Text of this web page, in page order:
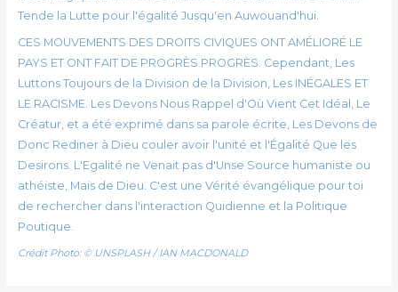
Tende la Lutte pour l'égalité Jusqu'en Auwouand'hui.
CES MOUVEMENTS DES DROITS CIVIQUES ONT AMÉLIORÉ LE
PAYS ET ONT FAIT DE PROGRÈS PROGRÈS. Cependant, Les
Luttons Toujours de la Division de la Division, Les INÉGALES ET
LE RACISME. Les Devons Nous Rappel d'Où Vient Cet Idéal, Le
Créatur, et a été exprimé dans sa parole écrite, Les Devons de
Donc Rediner à Dieu couler avoir l'unité et l'Égalité Que les
Desirons. L'Egalité ne Venait pas d'Unse Source humaniste ou
athéiste, Mais de Dieu. C'est une Vérité évangélique pour toi
de rechercher dans l'interaction Quidienne et la Politique
Poutique.
Crédit Photo: © UNSPLASH / IAN MACDONALD